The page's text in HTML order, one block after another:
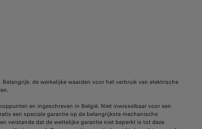
de werkelijke waarden voor het verbruik van elektrische
en ingeschreven in België. Niet inwisselbaar voor een
een speciale garantie op de belangrijkste mechanische
verstande dat de wettelijke garantie niet beperkt is tot deze